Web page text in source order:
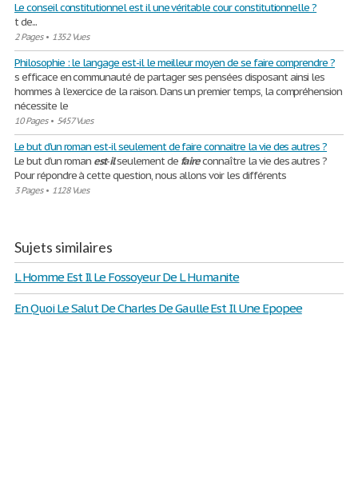
Le conseil constitutionnel est il une véritable cour constitutionnelle ?
t de...
2 Pages• 1352 Vues
Philosophie : le langage est-il le meilleur moyen de se faire comprendre ?
s efficace en communauté de partager ses pensées disposant ainsi les
hommes à l’exercice de la raison. Dans un premier temps, la compréhension
nécessite le
10 Pages• 5457 Vues
Le but d'un roman est-il seulement de faire connaitre la vie des autres ?
Le but d’un roman est-ilseulement de faireconnaître la vie des autres ?
Pour répondre à cette question, nous allons voir les différents
3 Pages• 1128 Vues
Sujets similaires
L Homme Est Il Le Fossoyeur De L Humanite
En Quoi Le Salut De Charles De Gaulle Est Il Une Epopee